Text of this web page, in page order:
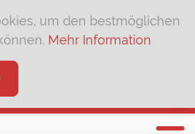
um den bestmöglichen
Mehr Information